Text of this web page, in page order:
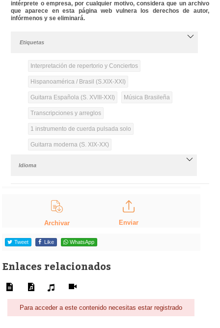
intérprete o empresa, por cualquier motivo, considera que un archivo
que aparece en esta página web vulnera los derechos de autor,
infórmenos y se eliminará.
Etiquetas
Interpretación de repertorio y Conciertos
Hispanoamérica / Brasil (S.XIX-XXI)
Guitarra Española (S. XVIII-XXI) Música Brasileña
Transcripciones y arreglos
1 instrumento de cuerda pulsada solo
Guitarra moderna (S. XIX-XX)
Idioma
Archivar Enviar
Tweet Like WhatsApp
Enlaces relacionados
Para acceder a este contenido necesitas estar registrado